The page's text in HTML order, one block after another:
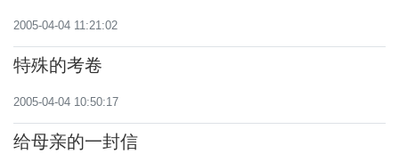
2005-04-04 11:21:02
特殊的考卷
2005-04-04 10:50:17
给母亲的一封信